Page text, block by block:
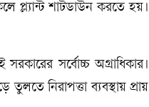
প্ল্যান্ট শাটডাউন করতে হয়।
সরকারের সর্বোচ্চ অগ্রাধিকার।
নিরাপত্তা ব্যবস্থায় প্রায়